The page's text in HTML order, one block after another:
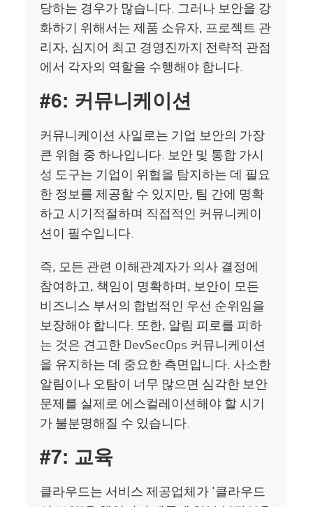
당하는 경우가 많습니다. 그러나 보안을 강
화하기 위해서는 제품 소유자, 프로젝트 관
리자, 심지어 최고 경영진까지 전략적 관점
에서 각자의 역할을 수행해야 합니다.
#6: 커뮤니케이션
커뮤니케이션 사일로는 기업 보안의 가장
큰 위협 중 하나입니다. 보안 및 통합 가시
성 도구는 기업이 위협을 탐지하는 데 필요
한 정보를 제공할 수 있지만, 팀 간에 명확
하고 시기적절하며 직접적인 커뮤니케이
션이 필수입니다.
즉, 모든 관련 이해관계자가 의사 결정에
참여하고, 책임이 명확하며, 보안이 모든
비즈니스 부서의 합법적인 우선 순위임을
보장해야 합니다. 또한, 알림 피로를 피하
는 것은 견고한 DevSecOps 커뮤니케이션
을 유지하는 데 중요한 측면입니다. 사소한
알림이나 오탐이 너무 많으면 심각한 보안
문제를 실제로 에스컬레이션해야 할 시기
가 불분명해질 수 있습니다.
#7: 교육
클라우드는 서비스 제공업체가 '클라우드